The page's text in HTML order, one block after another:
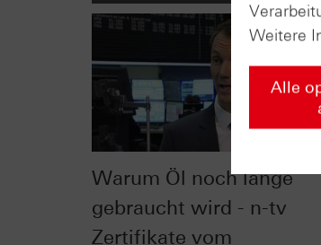
Warum Öl noch lange
gebraucht wird - n-tv
Zertifikate vom
Weitere
Alle